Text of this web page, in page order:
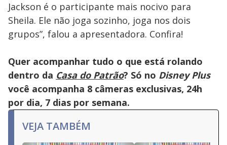
Jackson é o participante mais nocivo para
Sheila. Ele não joga sozinho, joga nos dois
grupos”, falou a apresentadora. Confira!
Quer acompanhar tudo o que está rolando
dentro da Casa do Patrão? Só no Disney Plus
você acompanha 8 câmeras exclusivas, 24h
por dia, 7 dias por semana.
VEJA TAMBÉM